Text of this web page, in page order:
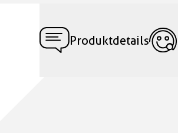
Produktdetails